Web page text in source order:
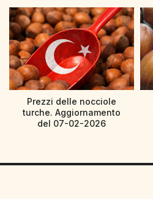
Prezzi delle nocciole
turche. Aggiornamento
del 07-02-2026